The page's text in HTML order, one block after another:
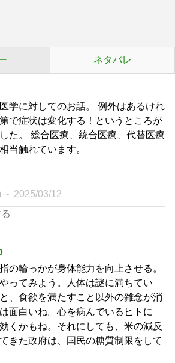
ネタバレ
学に対してのお話。 例外はあるけれ
で症状は変化する！というところが
た。 総合医療、統合医療、代替医療
当触れています。
2025/03/12
の輪っかが身体能力を向上させる。
ってみよう。人体は謎に満ちてい
、食欲を満たすこと以外の雑念が消
面白いね。心を病んでいるヒトに
くかもね。それにしても、米の減反
きた政府は、国民の糖質制限をして